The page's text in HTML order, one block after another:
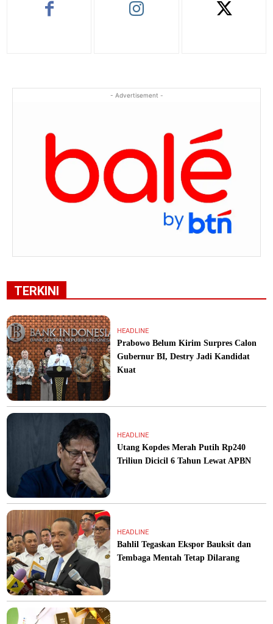
- Advertisement -
TERKINI
HEADLINE
Prabowo Belum Kirim Surpres Calon
Gubernur BI, Destry Jadi Kandidat
Kuat
HEADLINE
Utang Kopdes Merah Putih Rp240
Triliun Dicicil 6 Tahun Lewat APBN
HEADLINE
Bahlil Tegaskan Ekspor Bauksit dan
Tembaga Mentah Tetap Dilarang